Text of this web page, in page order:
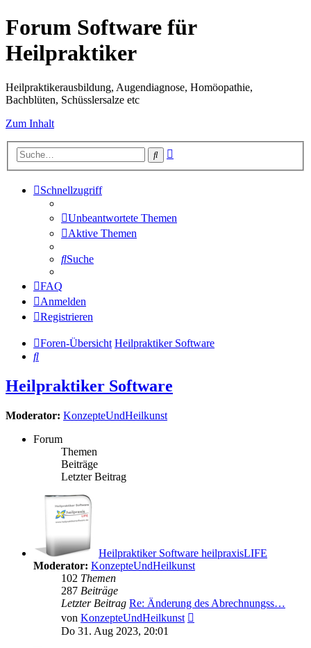
Forum Software für
Heilpraktiker
Heilpraktikerausbildung, Augendiagnose, Homöopathie,
Bachblüten, Schüsslersalze etc
Zum Inhalt
Suche
Schnellzugriff
Unbeantwortete Themen
Aktive Themen
Suche
FAQ
Anmelden
Registrieren
Foren-Übersicht Heilpraktiker Software
Suche
Heilpraktiker Software
Moderator: KonzepteUndHeilkunst
Forum
Themen
Beiträge
Letzter Beitrag
Heilpraktiker Software heilpraxisLIFE
Moderator: KonzepteUndHeilkunst
102 Themen
287 Beiträge
Letzter Beitrag Re: Änderung des Abrechnungss…
von KonzepteUndHeilkunst
Do 31. Aug 2023, 20:01